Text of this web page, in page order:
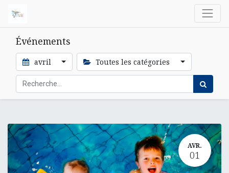
Événements
avril Toutes les catégories
AVR.
01